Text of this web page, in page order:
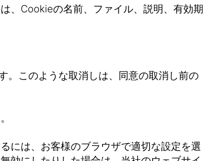
、Cookieの名前、ファイル、説明、有効期
。このような取消しは、同意の取消し前の
には、お客様のブラウザで適切な設定を選